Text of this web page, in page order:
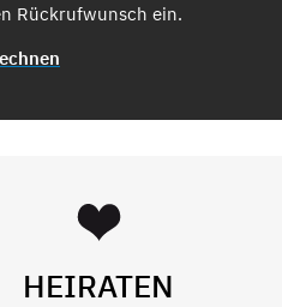
Rückrufwunsch ein.
HEIRATEN